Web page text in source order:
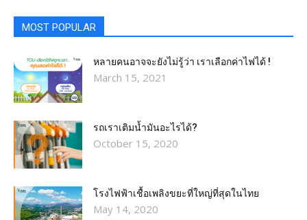
MOST POPULAR
หลายคนอาจจะยังไม่รู้ว่า เราเลือกค่าไฟได้ !
March 15, 2021
รถเราเติมน้ำมันอะไรได้?​
October 15, 2020
โรงไฟฟ้าเชื้อเพลิงขยะที่ใหญ่ที่สุดในไทย
May 14, 2020